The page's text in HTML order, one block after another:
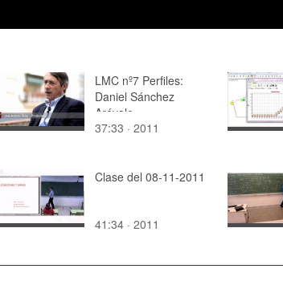
LMC nº7 Perfiles:
Daniel Sánchez
Arévalo
37:33 · 2011
Clase del 08-11-2011
41:34 · 2011